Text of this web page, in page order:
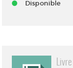
Disponible